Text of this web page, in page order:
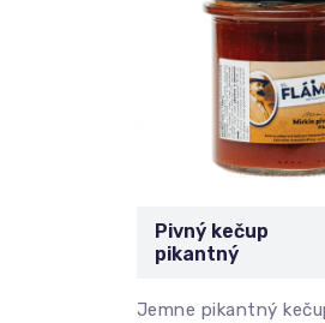
Pivný kečup
pikantný
Jemne pikantný